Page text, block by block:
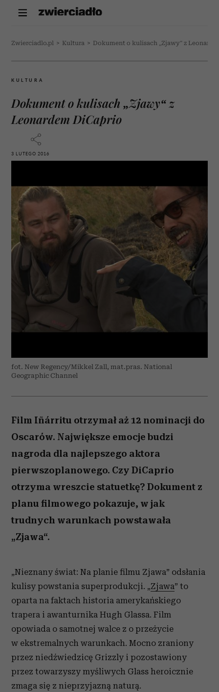
Zwierciadlo.pl > Kultura > Dokument o kulisach „Zjawy“ z
KULTURA
Dokument o kulisach „Zjawy“ z
Leonardem DiCaprio
3 LUTEGO 2016
fot. New Regency/Mikkel Zall, mat.pras. National
Geographic Channel
Film Iñárritu otrzymał aż 12 nominacji do
Oscarów. Największe emocje budzi
nagroda dla najlepszego aktora
pierwszoplanowego. Czy DiCaprio
otrzyma wreszcie statuetkę? Dokument z
planu filmowego pokazuje, w jak
trudnych warunkach powstawała
„Zjawa“.
„Nieznany świat: Na planie filmu Zjawa” odsłania
kulisy powstania superprodukcji. „Zjawa” to
oparta na faktach historia amerykańskiego
trapera i awanturnika Hugh Glassa. Film
opowiada o samotnej walce z o przeżycie
w ekstremalnych warunkach. Mocno zraniony
przez niedźwiedzicę Grizzly i pozostawiony
przez towarzyszy myśliwych Glass heroicznie
zmaga się z nieprzyjazną naturą.